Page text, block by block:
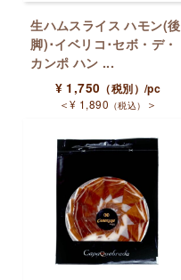
生ハムスライス ハモン(後
脚)･イベリコ･セボ・デ・
カンポ ハン ...
¥ 1,750 （税別）/pc
＜¥ 1,890 （税込） ＞